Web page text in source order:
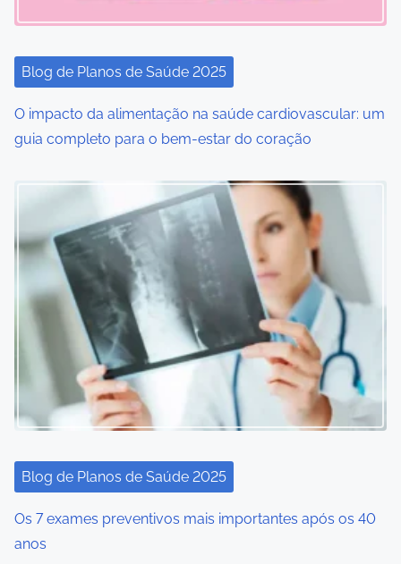
i
o
n
Blog de Planos de Saúde 2025
O impacto da alimentação na saúde cardiovascular: um
guia completo para o bem-estar do coração
Blog de Planos de Saúde 2025
Os 7 exames preventivos mais importantes após os 40
anos